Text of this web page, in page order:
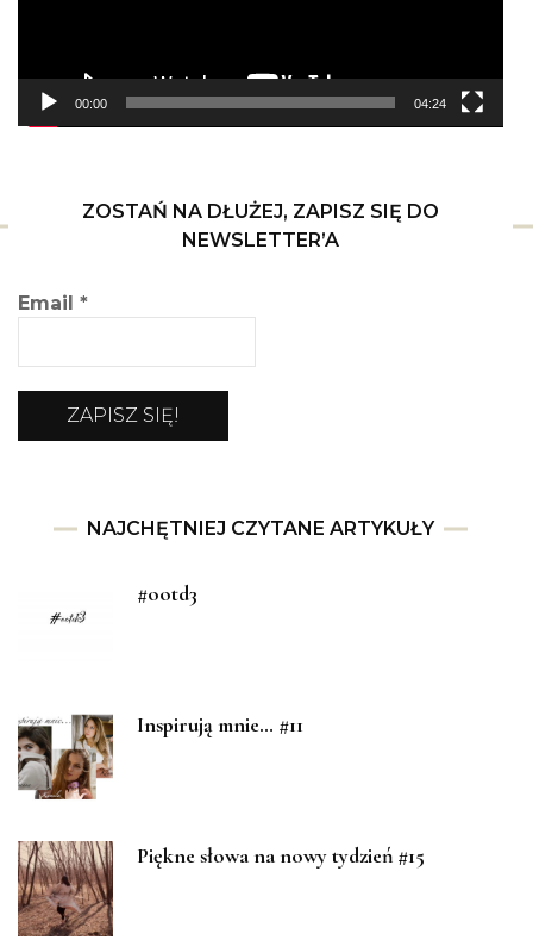
00:00 04:24
ZOSTAŃ NA DŁUŻEJ, ZAPISZ SIĘ DO
NEWSLETTER’A
Email *
NAJCHĘTNIEJ CZYTANE ARTYKUŁY
#ootd3
Inspirują mnie… #11
Piękne słowa na nowy tydzień #15